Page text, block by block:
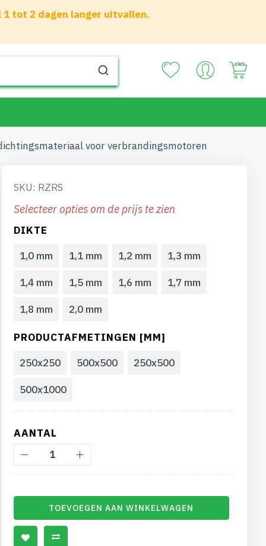
tot 2 dagen langer uitvallen.
voor verbrandingsmotoren
SKU: RZRS
Selecteer opties om de prijs te zien
DIKTE
1,0 mm
1,1 mm 1,2 mm 1,3 mm
1,4 mm 1,5 mm 1,6 mm 1,7 mm
1,8 mm 2,0 mm
PRODUCTAFMETINGEN [MM]
250x250
500x500 250x500
500x1000
AANTAL
TOEVOEGEN AAN WINKELWAGEN